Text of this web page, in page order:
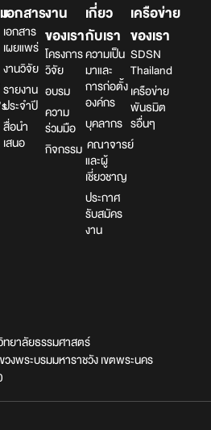
เอกสาร
เอกสาร
เผยแพร่
งานวิจัย
รายงาน
ประจำปี
สื่อนำ
เสนอ
งาน
ของเรา
โครงการ
วิจัย
อบรม
ความ
ร่วมมือ
กิจกรรม
เกี่ยว
กับเรา
ความเป็น
มาและ
การก่อตั้ง
องค์กร
บุคลากร
คณาจารย์
และผู้
เชี่ยวชาญ
ประกาศ
รับสมัคร
งาน
เครือข่าย
ของเรา
SDSN
Thailand
เครือข่าย
พันธมิต
รอื่นๆ
ยาลัยธรรมศาสตร์
งพระบรมมหาราชวัง เขตพระนคร